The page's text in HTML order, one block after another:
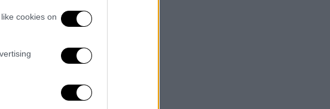
cookies on